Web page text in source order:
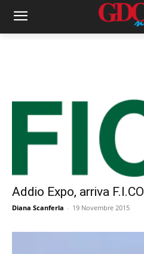
Addio Expo, arriva F.I.CO
Diana Scanferla - 19 Novembre 2015